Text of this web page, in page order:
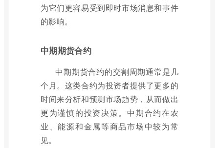
为它们更容易受到即时市场消息和事件
的影响。
中期期货合约
中期期货合约的交割周期通常是几
个月。这类合约为投资者提供了更多的
时间来分析和预测市场趋势，从而做出
更为谨慎的投资决策。中期合约在农
业、能源和金属等商品市场中较为常
见。